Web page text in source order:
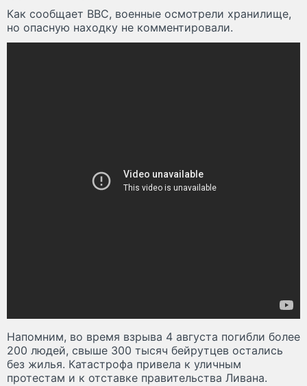
Как сообщает BBC, военные осмотрели хранилище,
но опасную находку не комментировали.
Напомним, во время взрыва 4 августа погибли более
200 людей, свыше 300 тысяч бейрутцев остались
без жилья. Катастрофа привела к уличным
протестам и к отставке правительства Ливана.